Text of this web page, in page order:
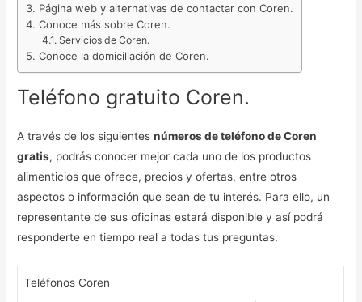
Página web y alternativas de contactar con Coren.
Conoce más sobre Coren.
Servicios de Coren.
Conoce la domiciliación de Coren.
Teléfono gratuito Coren.
A través de los siguientesnúmeros de teléfono de Coren
gratis, podrás conocer mejor cada uno de los productos
alimenticios que ofrece, precios y ofertas, entre otros
aspectos o información que sean de tu interés. Para ello, un
representante de sus oficinas estará disponible y así podrá
responderte en tiempo real a todas tus preguntas.
Teléfonos Coren